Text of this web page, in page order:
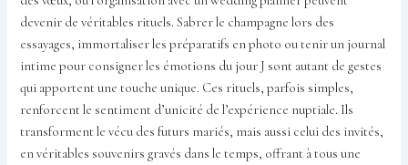
devenir de véritables rituels. Sabrer le champagne lors des
essayages, immortaliser les préparatifs en photo ou tenir un journal
intime pour consigner les émotions du jour J sont autant de gestes
qui apportent une touche unique. Ces rituels, parfois simples,
renforcent le sentiment d’unicité de l’expérience nuptiale. Ils
transforment le vécu des futurs mariés, mais aussi celui des invités,
en véritables souvenirs gravés dans le temps, offrant à tous une